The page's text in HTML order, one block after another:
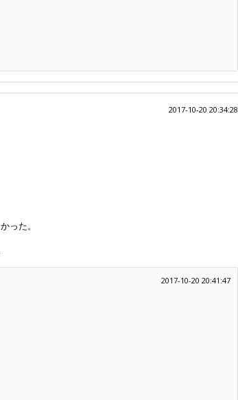
2017-10-20 20:34:28
った。
2017-10-20 20:41:47